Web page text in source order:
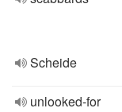
Scheide
unlooked-for